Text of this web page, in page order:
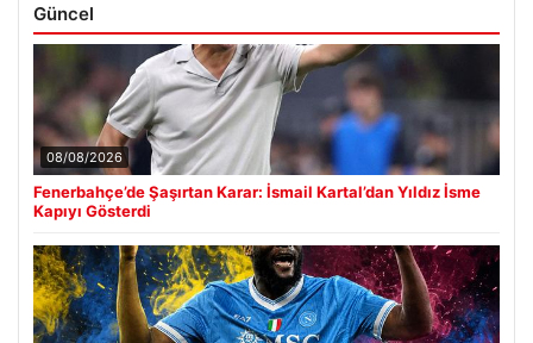
Güncel
08/08/2026
Fenerbahçe’de Şaşırtan Karar: İsmail Kartal’dan Yıldız İsme
Kapıyı Gösterdi